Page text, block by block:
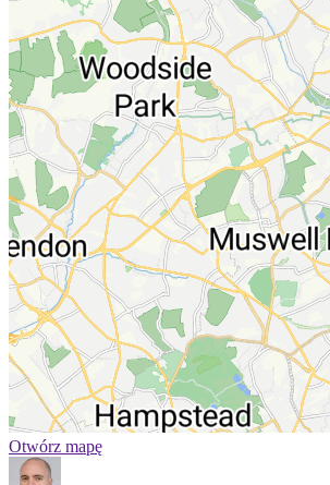
Otwórz mapę